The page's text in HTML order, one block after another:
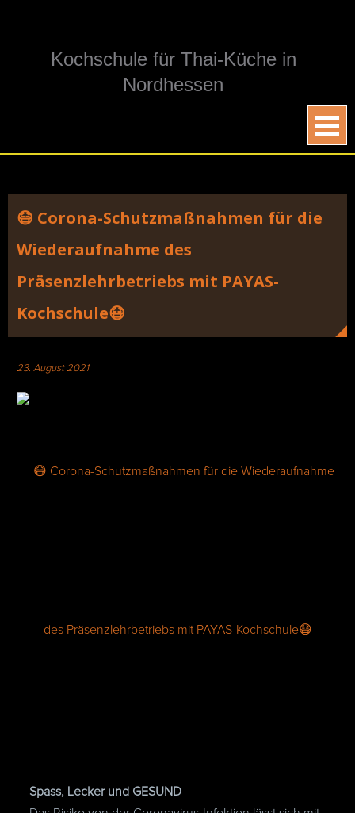
Kochschule für Thai-Küche in
Nordhessen
😷 Corona-Schutzmaßnahmen für die
Wiederaufnahme des
Präsenzlehrbetriebs mit PAYAS-
Kochschule😷
23. August 2021
Spass, Lecker und GESUND